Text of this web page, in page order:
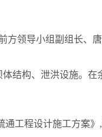
领导小组副组长、
结构、泄洪设施。
工程设计施工方案》 ,